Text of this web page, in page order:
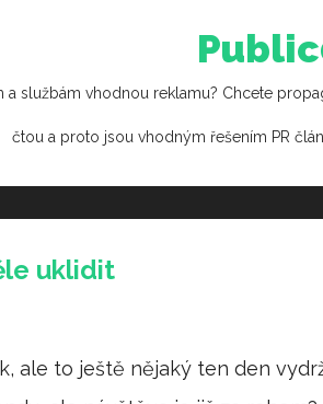
službám vhodnou reklamu? Chcete
čtou a proto jsou vhodným řešením PR
uklidit
ale to ještě nějaký ten den